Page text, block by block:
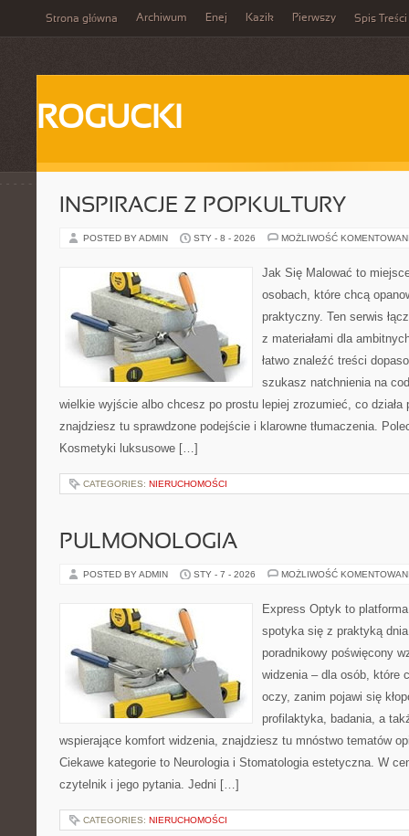
Strona główna Archiwum Enej Kazik Pierwszy Spis Treści
ROGUCKI
INSPIRACJE Z POPKULTURY
POSTED BY ADMIN STY - 8 - 2026 MOŻLIWOŚĆ
Jak Się Malować to
osobach, które chcą
praktyczny. Ten serwis
z materiałami dla
łatwo znaleźć treści
szukasz natchnienia na
wielkie wyjście albo chcesz po prostu lepiej zrozumieć, co działa
znajdziesz tu sprawdzone podejście i klarowne tłumaczenia.
Kosmetyki luksusowe […]
CATEGORIES: NIERUCHOMOŚCI
PULMONOLOGIA
POSTED BY ADMIN STY - 7 - 2026 MOŻLIWOŚĆ
Express Optyk to
spotyka się z praktyką
poradnikowy poświęcony
widzenia – dla osób, które
oczy, zanim pojawi się
profilaktyka, badania, a
wspierające komfort widzenia, znajdziesz tu mnóstwo tematów
Ciekawe kategorie to Neurologia i Stomatologia estetyczna. W
czytelnik i jego pytania. Jedni […]
CATEGORIES: NIERUCHOMOŚCI